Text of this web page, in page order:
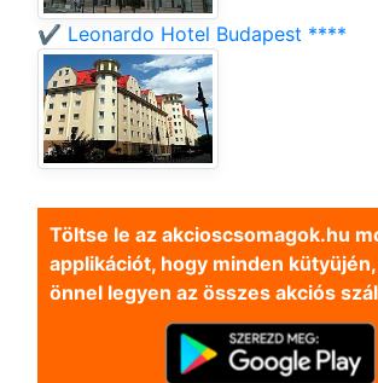
✔️ Leonardo Hotel Budapest ****
Töltse le az akcioscsomagok.hu
applikációt, hogy minden
önnel legyen az összes akciós